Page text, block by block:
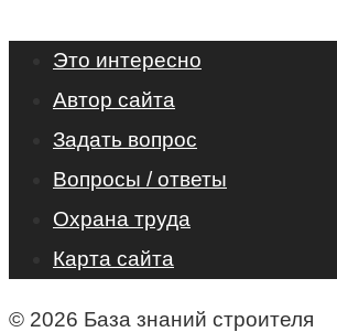
Это интересно
Автор сайта
Задать вопрос
Вопросы / ответы
Охрана труда
Карта сайта
© 2026 База знаний строителя